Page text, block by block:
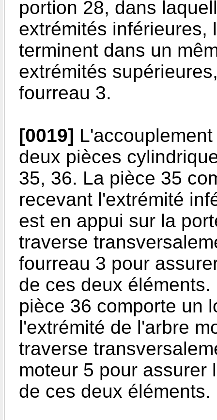
portion 28, dans
extrémités inférieures,
terminent dans un
extrémités
fourreau 3.
[0019]
deux pièces
35, 36. La pièce 35
recevant l'extrémité
est en appui sur la
traverse
fourreau 3 pour
de ces deux
pièce 36 comporte un
l'extrémité de l'arbre
traverse
moteur 5 pour assurer
de ces deux éléments.